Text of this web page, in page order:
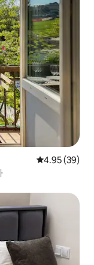
평점 4.95점(5
4.95 (39)